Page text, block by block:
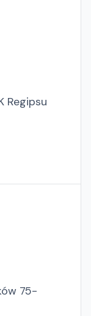
Regipsu
75-